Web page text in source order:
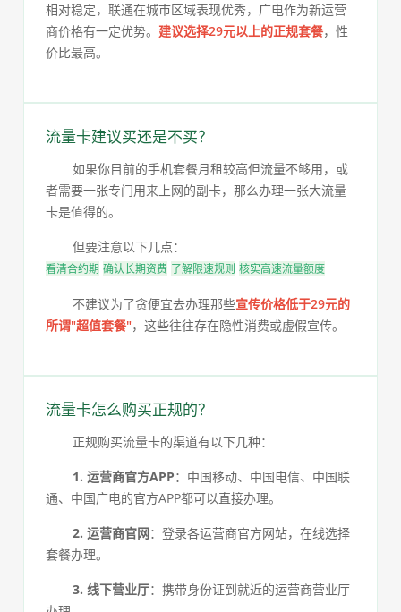
相对稳定，联通在城市区域表现优秀，广电作为新运营
商价格有一定优势。 建议选择29元以上的正规套餐，性
价比最高。
流量卡建议买还是不买？
如果你目前的手机套餐月租较高但流量不够用，或
者需要一张专门用来上网的副卡，那么办理一张大流量
卡是值得的。
但要注意以下几点：
看清合约期 确认长期资费 了解限速规则 核实高速流量额度
不建议为了贪便宜去办理那些宣传价格低于29元的
所谓"超值套餐"，这些往往存在隐性消费或虚假宣传。
流量卡怎么购买正规的？
正规购买流量卡的渠道有以下几种：
1. 运营商官方APP：中国移动、中国电信、中国联
通、中国广电的官方APP都可以直接办理。
2. 运营商官网：登录各运营商官方网站，在线选择
套餐办理。
3. 线下营业厅：携带身份证到就近的运营商营业厅